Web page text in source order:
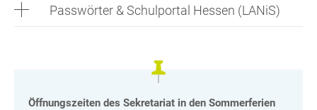
Passwörter & Schulportal Hessen (LANiS)
Öffnungszeiten des Sekretariat in den Sommerferien